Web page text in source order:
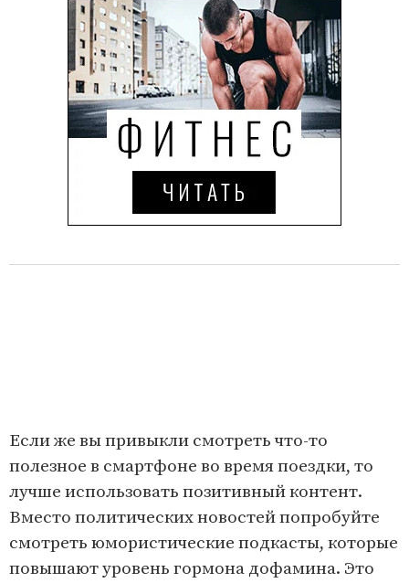
Если же вы привыкли смотреть что-то
полезное в смартфоне во время поездки, то
лучше использовать позитивный контент.
Вместо политических новостей попробуйте
смотреть юмористические подкасты, которые
повышают уровень гормона дофамина. Это